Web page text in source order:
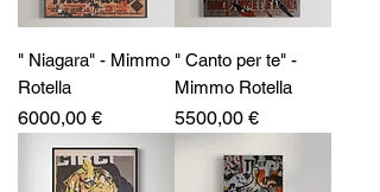
" Niagara" - Mimmo
Rotella
Prezzo
6000,00 €
" Canto per te" -
Mimmo Rotella
Prezzo
5500,00 €